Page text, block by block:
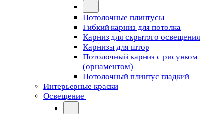
Потолочные плинтусы
Гибкий карниз для потолка
Карниз для скрытого освещения
Карнизы для штор
Потолочный карниз с рисунком
(орнаментом)
Потолочный плинтус гладкий
Интерьерные краски
Освещение